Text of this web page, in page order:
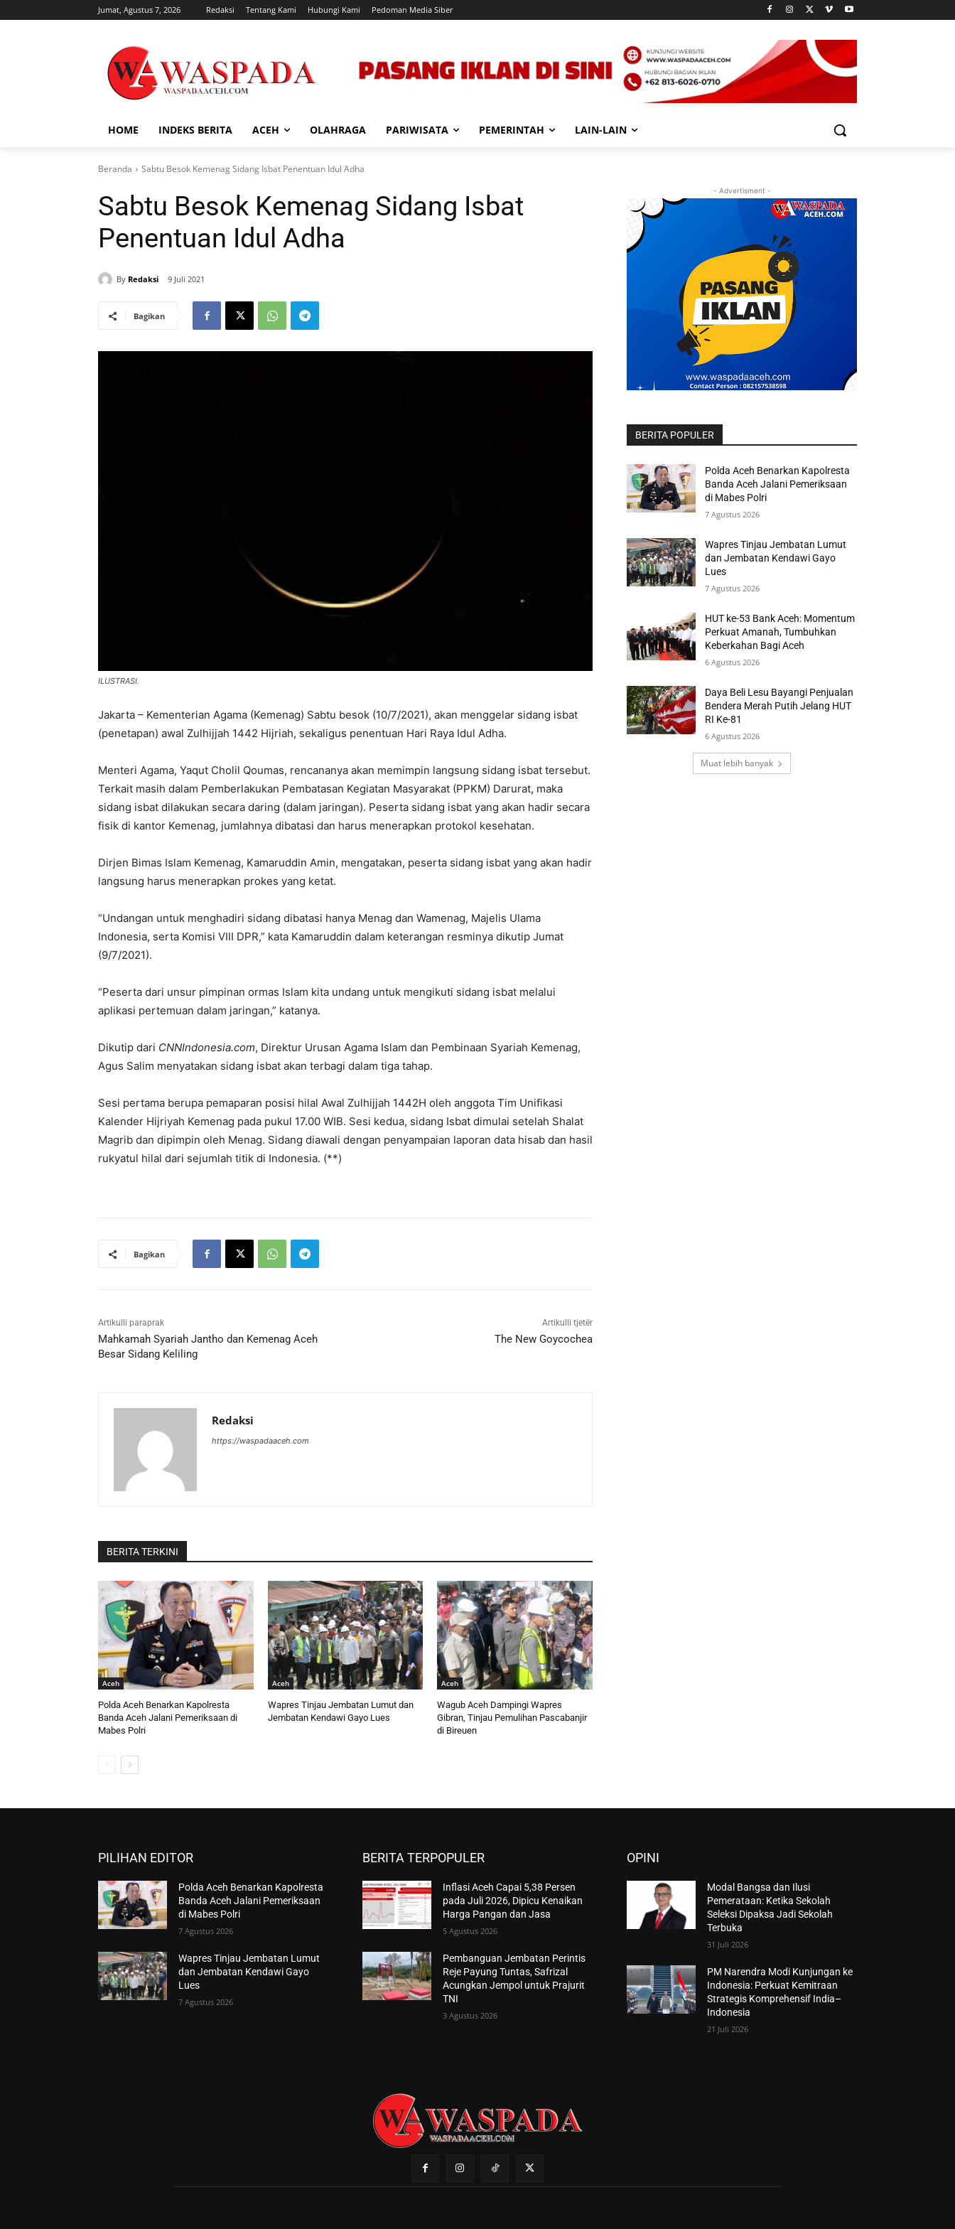
Jumat, Agustus 7, 2026 Redaksi Tentang Kami Hubungi Kami Pedoman Media Siber
HOME INDEKS BERITA ACEH OLAHRAGA PARIWISATA PEMERINTAH LAIN-LAIN
Beranda Sabtu Besok Kemenag Sidang Isbat Penentuan Idul Adha
Sabtu Besok Kemenag Sidang Isbat
Penentuan Idul Adha
By Redaksi 9 Juli 2021
Bagikan
ILUSTRASI.
Jakarta – Kementerian Agama (Kemenag) Sabtu besok (10/7/2021), akan menggelar sidang isbat
(penetapan) awal Zulhijjah 1442 Hijriah, sekaligus penentuan Hari Raya Idul Adha.
Menteri Agama, Yaqut Cholil Qoumas, rencananya akan memimpin langsung sidang isbat tersebut.
Terkait masih dalam Pemberlakukan Pembatasan Kegiatan Masyarakat (PPKM) Darurat, maka
sidang isbat dilakukan secara daring (dalam jaringan). Peserta sidang isbat yang akan hadir secara
fisik di kantor Kemenag, jumlahnya dibatasi dan harus menerapkan protokol kesehatan.
Dirjen Bimas Islam Kemenag, Kamaruddin Amin, mengatakan, peserta sidang isbat yang akan hadir
langsung harus menerapkan prokes yang ketat.
“Undangan untuk menghadiri sidang dibatasi hanya Menag dan Wamenag, Majelis Ulama
Indonesia, serta Komisi VIII DPR,” kata Kamaruddin dalam keterangan resminya dikutip Jumat
(9/7/2021).
“Peserta dari unsur pimpinan ormas Islam kita undang untuk mengikuti sidang isbat melalui
aplikasi pertemuan dalam jaringan,” katanya.
Dikutip dari CNNIndonesia.com, Direktur Urusan Agama Islam dan Pembinaan Syariah Kemenag,
Agus Salim menyatakan sidang isbat akan terbagi dalam tiga tahap.
Sesi pertama berupa pemaparan posisi hilal Awal Zulhijjah 1442H oleh anggota Tim Unifikasi
Kalender Hijriyah Kemenag pada pukul 17.00 WIB. Sesi kedua, sidang Isbat dimulai setelah Shalat
Magrib dan dipimpin oleh Menag. Sidang diawali dengan penyampaian laporan data hisab dan hasil
rukyatul hilal dari sejumlah titik di Indonesia. (**)
Bagikan
Artikulli paraprak
Mahkamah Syariah Jantho dan Kemenag Aceh
Besar Sidang Keliling
Artikulli tjetër
The New Goycochea
Redaksi
https://waspadaaceh.com
BERITA TERKINI
Aceh
Polda Aceh Benarkan Kapolresta
Banda Aceh Jalani Pemeriksaan di
Mabes Polri
Aceh
Wapres Tinjau Jembatan Lumut dan
Jembatan Kendawi Gayo Lues
Aceh
Wagub Aceh Dampingi Wapres
Gibran, Tinjau Pemulihan Pascabanjir
di Bireuen
- Advertisment -
BERITA POPULER
Polda Aceh Benarkan Kapolresta
Banda Aceh Jalani Pemeriksaan
di Mabes Polri
7 Agustus 2026
Wapres Tinjau Jembatan Lumut
dan Jembatan Kendawi Gayo
Lues
7 Agustus 2026
HUT ke-53 Bank Aceh: Momentum
Perkuat Amanah, Tumbuhkan
Keberkahan Bagi Aceh
6 Agustus 2026
Daya Beli Lesu Bayangi Penjualan
Bendera Merah Putih Jelang HUT
RI Ke-81
6 Agustus 2026
Muat lebih banyak
PILIHAN EDITOR
Polda Aceh Benarkan Kapolresta
Banda Aceh Jalani Pemeriksaan
di Mabes Polri
7 Agustus 2026
Wapres Tinjau Jembatan Lumut
dan Jembatan Kendawi Gayo
Lues
7 Agustus 2026
BERITA TERPOPULER
Inflasi Aceh Capai 5,38 Persen
pada Juli 2026, Dipicu Kenaikan
Harga Pangan dan Jasa
5 Agustus 2026
Pembanguan Jembatan Perintis
Reje Payung Tuntas, Safrizal
Acungkan Jempol untuk Prajurit
TNI
3 Agustus 2026
OPINI
Modal Bangsa dan Ilusi
Pemerataan: Ketika Sekolah
Seleksi Dipaksa Jadi Sekolah
Terbuka
31 Juli 2026
PM Narendra Modi Kunjungan ke
Indonesia: Perkuat Kemitraan
Strategis Komprehensif India–
Indonesia
21 Juli 2026